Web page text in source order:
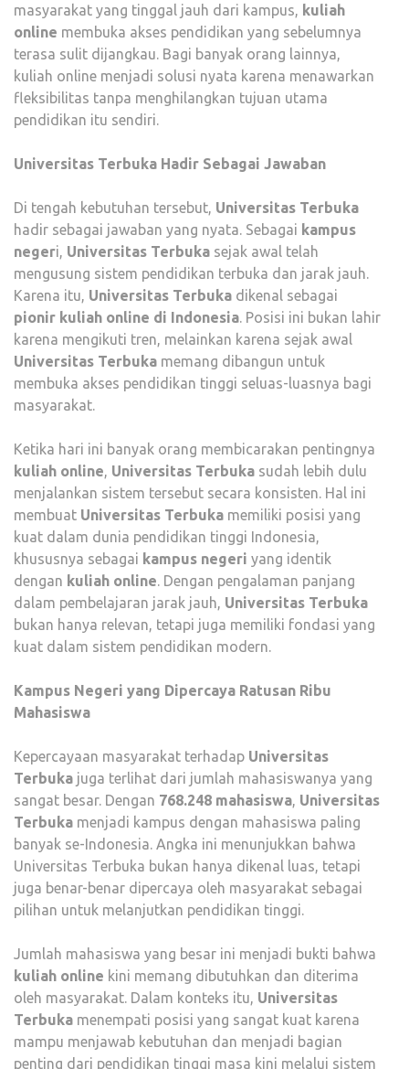
masyarakat yang tinggal jauh dari kampus, kuliah
online membuka akses pendidikan yang sebelumnya
terasa sulit dijangkau. Bagi banyak orang lainnya,
kuliah online menjadi solusi nyata karena menawarkan
fleksibilitas tanpa menghilangkan tujuan utama
pendidikan itu sendiri.
Universitas Terbuka Hadir Sebagai Jawaban
Di tengah kebutuhan tersebut, Universitas Terbuka
hadir sebagai jawaban yang nyata. Sebagai kampus
negeri, Universitas Terbuka sejak awal telah
mengusung sistem pendidikan terbuka dan jarak jauh.
Karena itu, Universitas Terbuka dikenal sebagai
pionir kuliah online di Indonesia. Posisi ini bukan lahir
karena mengikuti tren, melainkan karena sejak awal
Universitas Terbuka memang dibangun untuk
membuka akses pendidikan tinggi seluas-luasnya bagi
masyarakat.
Ketika hari ini banyak orang membicarakan pentingnya
kuliah online, Universitas Terbuka sudah lebih dulu
menjalankan sistem tersebut secara konsisten. Hal ini
membuat Universitas Terbuka memiliki posisi yang
kuat dalam dunia pendidikan tinggi Indonesia,
khususnya sebagai kampus negeri yang identik
dengan kuliah online. Dengan pengalaman panjang
dalam pembelajaran jarak jauh, Universitas Terbuka
bukan hanya relevan, tetapi juga memiliki fondasi yang
kuat dalam sistem pendidikan modern.
Kampus Negeri yang Dipercaya Ratusan Ribu
Mahasiswa
Kepercayaan masyarakat terhadap Universitas
Terbuka juga terlihat dari jumlah mahasiswanya yang
sangat besar. Dengan 768.248 mahasiswa, Universitas
Terbuka menjadi kampus dengan mahasiswa paling
banyak se-Indonesia. Angka ini menunjukkan bahwa
Universitas Terbuka bukan hanya dikenal luas, tetapi
juga benar-benar dipercaya oleh masyarakat sebagai
pilihan untuk melanjutkan pendidikan tinggi.
Jumlah mahasiswa yang besar ini menjadi bukti bahwa
kuliah online kini memang dibutuhkan dan diterima
oleh masyarakat. Dalam konteks itu, Universitas
Terbuka menempati posisi yang sangat kuat karena
mampu menjawab kebutuhan dan menjadi bagian
penting dari pendidikan tinggi masa kini melalui sistem